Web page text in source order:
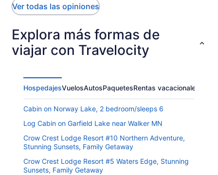
Ver todas las opiniones
Explora más formas de
viajar con Travelocity
HospedajesVuelosAutosPaquetesRentas vacacionales
Cabin on Norway Lake, 2 bedroom/sleeps 6
Log Cabin on Garfield Lake near Walker MN
Crow Crest Lodge Resort #10 Northern Adventure,
Stunning Sunsets, Family Getaway
Crow Crest Lodge Resort #5 Waters Edge, Stunning
Sunsets, Family Getaway